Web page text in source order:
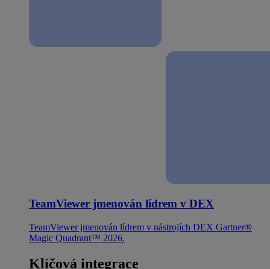
TeamViewer jmenován lídrem v DEX
TeamViewer jmenován lídrem v nástrojích DEX Gartner®
Magic Quadrant™ 2026.
Klíčová integrace